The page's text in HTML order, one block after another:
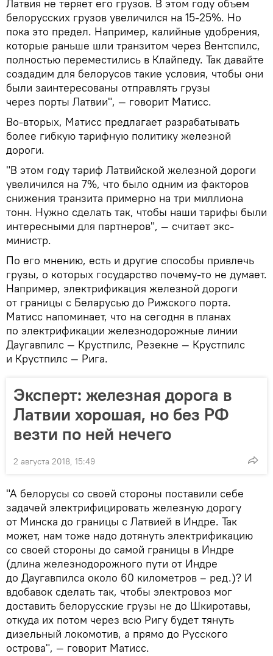
Латвия не теряет его грузов. В этом году объем
белорусских грузов увеличился на 15-25%. Но
пока это предел. Например, калийные удобрения,
которые раньше шли транзитом через Вентспилс,
полностью переместились в Клайпеду. Так давайте
создадим для белорусов такие условия, чтобы они
были заинтересованы отправлять грузы
через порты Латвии", — говорит Матисс.
Во-вторых, Матисс предлагает разрабатывать
более гибкую тарифную политику железной
дороги.
"В этом году тариф Латвийской железной дороги
увеличился на 7%, что было одним из факторов
снижения транзита примерно на три миллиона
тонн. Нужно сделать так, чтобы наши тарифы были
интересными для партнеров", — считает экс-
министр.
По его мнению, есть и другие способы привлечь
грузы, о которых государство почему-то не думает.
Например, электрификация железной дороги
от границы с Беларусью до Рижского порта.
Матисс напоминает, что на сегодня в планах
по электрификации железнодорожные линии
Даугавпилс — Крустпилс, Резекне — Крустпилс
и Крустпилс — Рига.
Эксперт: железная дорога в
Латвии хорошая, но без РФ
везти по ней нечего
2 августа 2018, 15:49
"А белорусы со своей стороны поставили себе
задачей электрифицировать железную дорогу
от Минска до границы с Латвией в Индре. Так
может, нам тоже надо дотянуть электрификацию
со своей стороны до самой границы в Индре
(длина железнодорожного пути от Индре
до Даугавпилса около 60 километров – ред.)? И
вдобавок сделать так, чтобы электровоз мог
доставить белорусские грузы не до Шкиротавы,
откуда их потом через всю Ригу будет тянуть
дизельный локомотив, а прямо до Русского
острова", — говорит Матисс.